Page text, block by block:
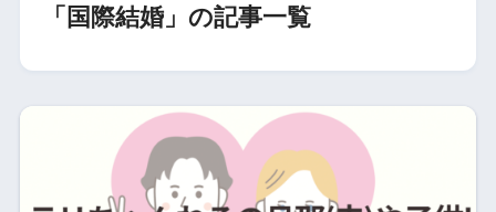
「国際結婚」の記事一覧